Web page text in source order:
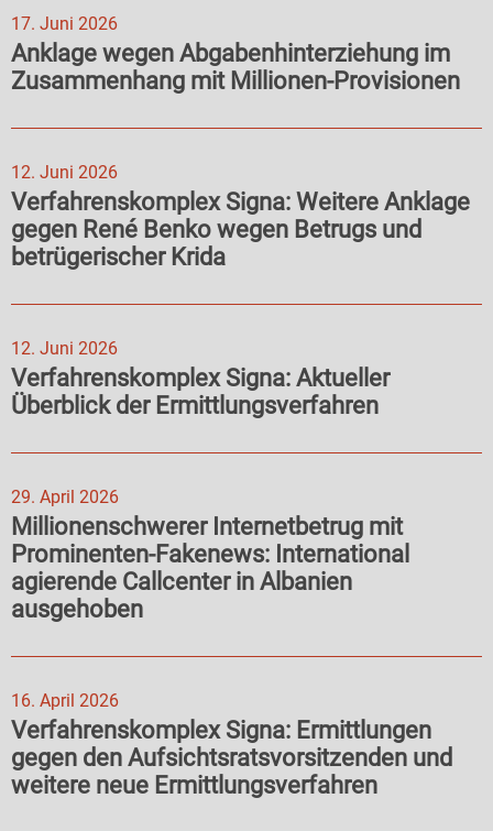
17. Juni 2026
Anklage wegen Abgabenhinterziehung im
Zusammenhang mit Millionen-Provisionen
12. Juni 2026
Verfahrenskomplex Signa: Weitere Anklage
gegen René Benko wegen Betrugs und
betrügerischer Krida
12. Juni 2026
Verfahrenskomplex Signa: Aktueller
Überblick der Ermittlungsverfahren
29. April 2026
Millionenschwerer Internetbetrug mit
Prominenten-Fakenews: International
agierende Callcenter in Albanien
ausgehoben
16. April 2026
Verfahrenskomplex Signa: Ermittlungen
gegen den Aufsichtsratsvorsitzenden und
weitere neue Ermittlungsverfahren